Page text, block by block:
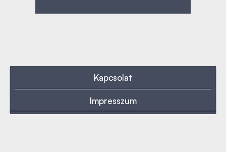
Kapcsolat
Impresszum